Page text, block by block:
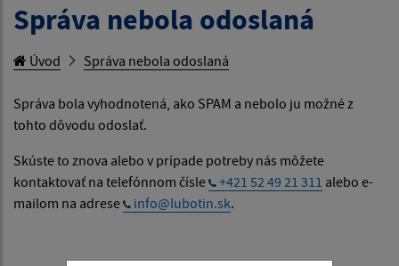
Správa nebola odoslaná
Úvod Správa nebola odoslaná
Správa bola vyhodnotená, ako SPAM a nebolo ju možné z
tohto dôvodu odoslať.
Skúste to znova alebo v prípade potreby nás môžete
kontaktovať na telefónnom čísle
+421 52 49 21 311 alebo e-
mailom na adrese
info@lubotin.sk.